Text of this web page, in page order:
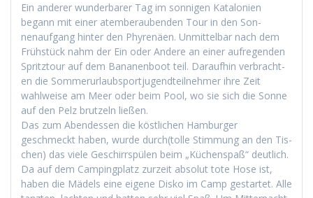
Ein ander­er wun­der­bar­er Tag im son­ni­gen Kat­alonien
begann mit ein­er atem­ber­auben­den Tour in den Son­
nenauf­gang hin­ter den Phyrenäen. Unmit­tel­bar nach dem
Früh­stück nahm der Ein oder Andere an ein­er aufre­gen­den
Spritz­tour auf dem Bana­nen­boot teil. Daraufhin ver­bracht­
en die Som­merurlaub­sportju­gendteil­nehmer ihre Zeit
wahlweise am Meer oder beim Pool, wo sie sich die Sonne
auf den Pelz brutzeln ließen.
Das zum Aben­dessen die köstlichen Ham­burg­er
geschmeckt haben, wurde durch(tolle Stim­mung an den Tis­
chen) das viele Geschirrspülen beim „Küchenspaß“ deut­lich.
Da auf dem Camp­ing­platz zurzeit abso­lut tote Hose ist,
haben die Mädels eine eigene Disko im Camp ges­tartet. Alle